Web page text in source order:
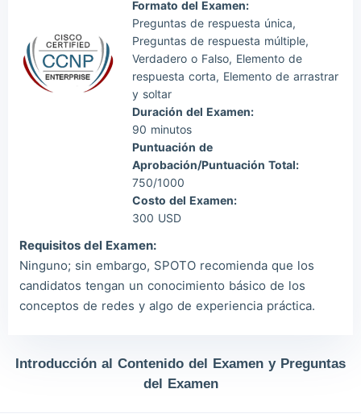
Formato del Examen:
Preguntas de respuesta única,
Preguntas de respuesta múltiple,
Verdadero o Falso, Elemento de
respuesta corta, Elemento de arrastrar
y soltar
Duración del Examen:
90 minutos
Puntuación de
Aprobación/Puntuación Total:
750/1000
Costo del Examen:
300 USD
Requisitos del Examen:
Ninguno; sin embargo, SPOTO recomienda que los
candidatos tengan un conocimiento básico de los
conceptos de redes y algo de experiencia práctica.
Introducción al Contenido del Examen y Preguntas
del Examen